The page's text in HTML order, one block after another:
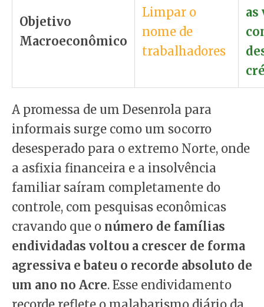
Objetivo
Macroeconômico
Limpar o
nome de
trabalhadores
as
A promessa de um Desenrola para
informais surge como um socorro
desesperado para o extremo Norte, onde
a asfixia financeira e a insolvência
familiar saíram completamente do
controle, com pesquisas econômicas
cravando que o número de famílias
endividadas voltou a crescer de forma
agressiva e bateu o recorde absoluto de
um ano no Acre. Esse endividamento